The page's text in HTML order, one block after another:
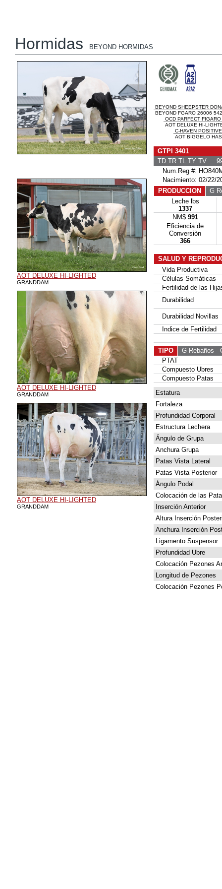
Hormidas BEYOND HORMIDAS
AOT DELUXE HI-LIGHTED
GRANDDAM
AOT DELUXE HI-LIGHTED
GRANDDAM
AOT DELUXE HI-LIGHTED
GRANDDAM
BEYOND SHEEPSTER
BEYOND FGARO 26006
OCD PARFECT FIGARO
AOT DELUXE HI-
C-HAVEN
AOT BIGGELO
GTPI 3401
TD TR TL TY TV
Num.Reg #:
Nacimiento: 02/22/
PRODUCCION
G
Leche lbs
1337
NM$ 991
Eficiencia de
Conversiòn
366
SALUD Y
Vida Productiva
Células Somáticas
Fertilidad de las
Durabilidad
Durabilidad Novillas
Indice de Fertilidad
TIPO G Rebaños
PTAT
Compuesto Ubres
Compuesto Patas
Estatura
Fortaleza
Profundidad Corporal
Estructura Lechera
Ángulo de Grupa
Anchura Grupa
Patas Vista Lateral
Patas Vista Posterior
Ángulo Podal
Colocación de las
Inserción Anterior
Altura Inserción
Anchura Inserción
Ligamento Suspensor
Profundidad Ubre
Colocación Pezones
Longitud de Pezones
Colocación Pezones